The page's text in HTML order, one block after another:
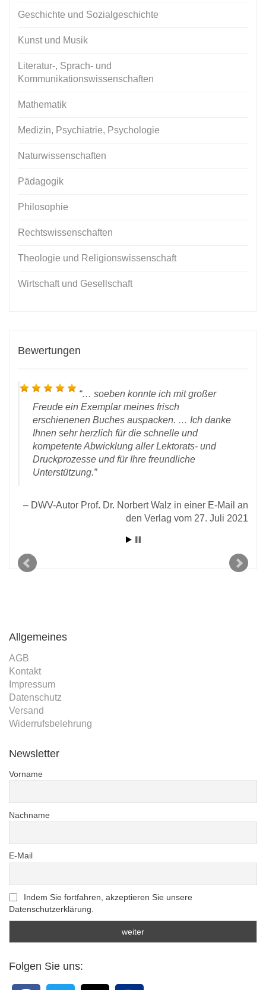
Geschichte und Sozialgeschichte
Kunst und Musik
Literatur-, Sprach- und
Kommunikationswissenschaften
Mathematik
Medizin, Psychiatrie, Psychologie
Naturwissenschaften
Pädagogik
Philosophie
Rechtswissenschaften
Theologie und Religionswissenschaft
Wirtschaft und Gesellschaft
Bewertungen
… soeben konnte ich mit großer
Freude ein Exemplar meines frisch
erschienenen Buches auspacken. … Ich danke
Ihnen sehr herzlich für die schnelle und
kompetente Abwicklung aller Lektorats- und
Druckprozesse und für Ihre freundliche
Unterstützung.
DWV-Autor Prof. Dr. Norbert Walz in einer E-Mail an
den Verlag vom 27. Juli 2021
Allgemeines
AGB
Kontakt
Impressum
Datenschutz
Versand
Widerrufsbelehrung
Newsletter
Vorname
Nachname
E-Mail
Indem Sie fortfahren, akzeptieren Sie unsere
Datenschutzerklärung.
Folgen Sie uns: